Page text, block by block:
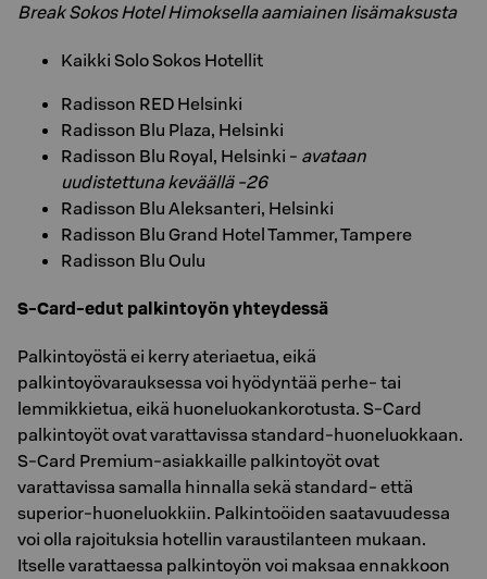
Break Sokos Hotel Himoksella aamiainen lisämaksusta
Kaikki Solo Sokos Hotellit
Radisson RED Helsinki
Radisson Blu Plaza, Helsinki
Radisson Blu Royal, Helsinki - avataan
uudistettuna keväällä -26
Radisson Blu Aleksanteri, Helsinki
Radisson Blu Grand Hotel Tammer, Tampere
Radisson Blu Oulu
S-Card-edut palkintoyön yhteydessä
Palkintoyöstä ei kerry ateriaetua, eikä
palkintoyövarauksessa voi hyödyntää perhe- tai
lemmikkietua, eikä huoneluokankorotusta. S-Card
palkintoyöt ovat varattavissa standard-huoneluokkaan.
S-Card Premium-asiakkaille palkintoyöt ovat
varattavissa samalla hinnalla sekä standard- että
superior-huoneluokkiin. Palkintoöiden saatavuudessa
voi olla rajoituksia hotellin varaustilanteen mukaan.
Itselle varattaessa palkintoyön voi maksaa ennakkoon